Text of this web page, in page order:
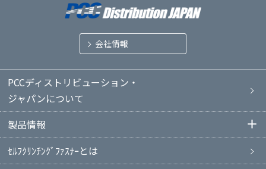
会社情報
PCCディストリビューション・
ジャパンについて
製品情報
ｾﾙﾌｸﾘﾝﾁﾝｸﾞﾌｧｽﾅｰとは